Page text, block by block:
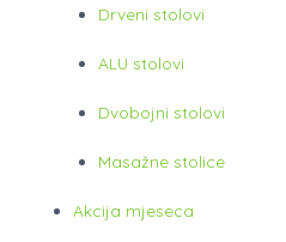
Drveni stolovi
ALU stolovi
Dvobojni stolovi
Masažne stolice
Akcija mjeseca